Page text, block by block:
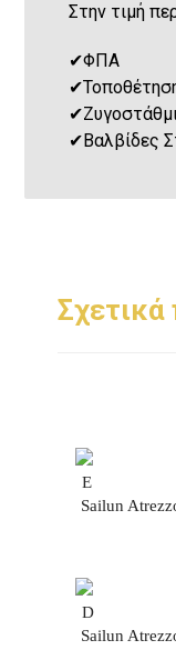
Στην τιμή
✔ΦΠΑ
✔
✔
✔Βαλβίδες
Σχετικά
E
Sailun
D
Sailun